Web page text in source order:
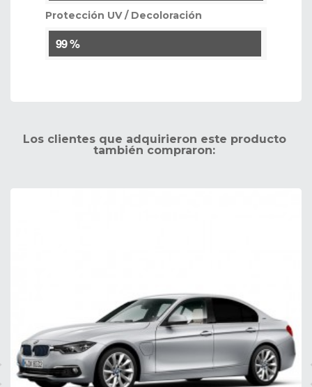
Protección UV / Decoloración
99 %
Los clientes que adquirieron este producto
también compraron: